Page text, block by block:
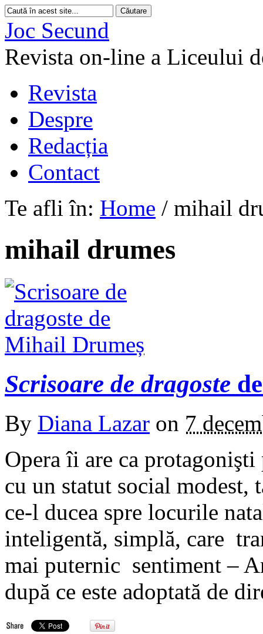
Joc Secund
Revista on-line a Liceului
Revista
Despre
Redacția
Contact
Te afli în: Home / mihail
mihail drumes
Scrisoare de dragoste
By Diana Lazar on 7
Opera îi are ca
cu un statut social modest,
ce-l ducea spre locurile
inteligentă, simplă, care
mai puternic sentiment –
după ce este adoptată de